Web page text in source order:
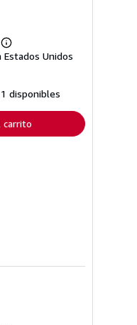
Más
información
tarifas
de
envío
Estados Unidos
disponibles
carrito